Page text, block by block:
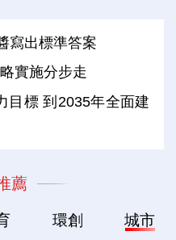
寫出標準答案
略實施分步走
目標 到2035年全面建
薦
環創 城市